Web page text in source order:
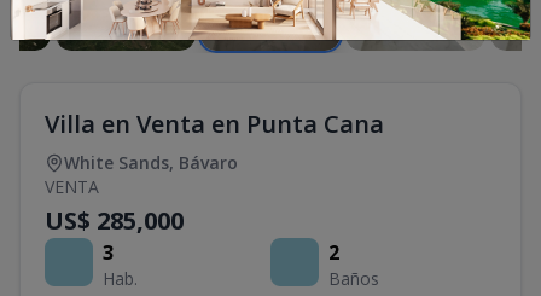
Villa en Venta en Punta Cana
White Sands, Bávaro
VENTA
US$ 285,000
3
Hab.
2
Baños